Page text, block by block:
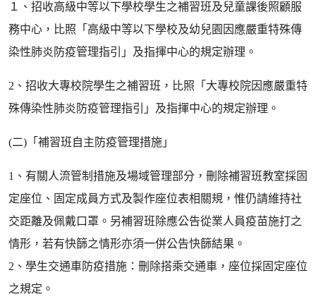
１、招收高級中等以下學校學生之補習班及兒童課後照顧服
務中心，比照「高級中等以下學校及幼兒園因應嚴重特殊傳
染性肺炎防疫管理指引」及指揮中心的規定辦理。
2、招收大專校院學生之補習班，比照「大專校院因應嚴重特
殊傳染性肺炎防疫管理指引」及指揮中心的規定辦理。
(二)「補習班自主防疫管理措施」
1、有關人流管制措施及場域管理部分，刪除補習班教室採固
定座位、固定成員方式及製作座位表相關規，惟仍請維持社
交距離及佩戴口罩。另補習班除應公告從業人員疫苗施打之
情形，若有快篩之情形亦須一併公告快篩結果。
2、學生交通車防疫措施：刪除搭乘交通車，座位採固定座位
之規定。